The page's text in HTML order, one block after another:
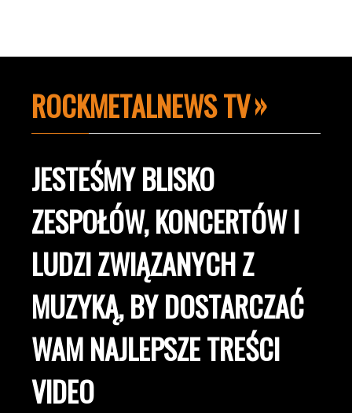
ROCKMETALNEWS TV
JESTEŚMY BLISKO
ZESPOŁÓW, KONCERTÓW I
LUDZI ZWIĄZANYCH Z
MUZYKĄ, BY DOSTARCZAĆ
WAM NAJLEPSZE TREŚCI
VIDEO